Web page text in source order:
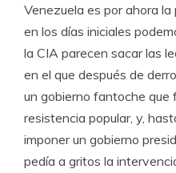
Venezuela es por ahora la
en los días iniciales
la CIA parecen sacar las
en el que después de
un gobierno fantoche que
resistencia popular, y,
imponer un gobierno
pedía a gritos la